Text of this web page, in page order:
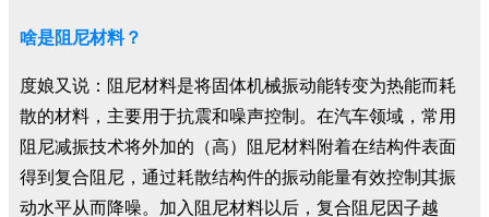
啥是阻尼材料？
度娘又说：阻尼材料是将固体机械振动能转变为热能而耗
散的材料，主要用于抗震和噪声控制。在汽车领域，常用
阻尼减振技术将外加的（高）阻尼材料附着在结构件表面
得到复合阻尼，通过耗散结构件的振动能量有效控制其振
动水平从而降噪。加入阻尼材料以后，复合阻尼因子越